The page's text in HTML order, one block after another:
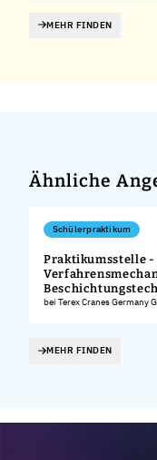
MEHR FINDEN
Ähnliche
Schülerpraktikum
Praktikumsstelle -
bei Terex Cranes Germany
MEHR FINDEN